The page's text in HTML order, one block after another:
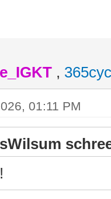
,
01:11 PM